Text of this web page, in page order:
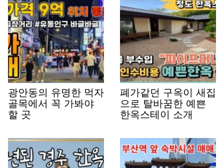
광안동의 유명한 먹자
골목에서 꼭 가봐야
할 곳
폐가같던 구옥이 새집
으로 탈바꿈한 예쁜
한옥스테이 소개